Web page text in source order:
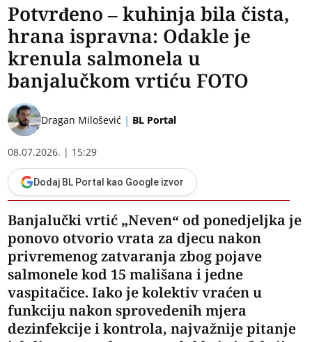
Potvrđeno – kuhinja bila čista,
hrana ispravna: Odakle je
krenula salmonela u
banjalučkom vrtiću FOTO
Dragan Milošević | BL Portal
08.07.2026. | 15:29
Dodaj BL Portal kao Google izvor
​Banjalučki vrtić „Neven“ od ponedjeljka je
ponovo otvorio vrata za djecu nakon
privremenog zatvaranja zbog pojave
salmonele kod 15 mališana i jedne
vaspitačice. Iako je kolektiv vraćen u
funkciju nakon sprovedenih mjera
dezinfekcije i kontrola, najvažnije pitanje